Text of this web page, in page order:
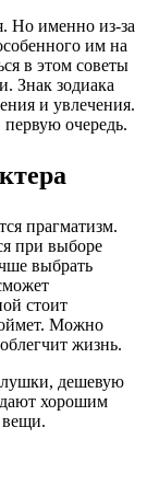
Но именно из-за
им на
в этом советы
Знак зодиака
и увлечения.
очередь.
прагматизм.
при выборе
выбрать
стоит
Можно
жизнь.
дешевую
хорошим
вещи.